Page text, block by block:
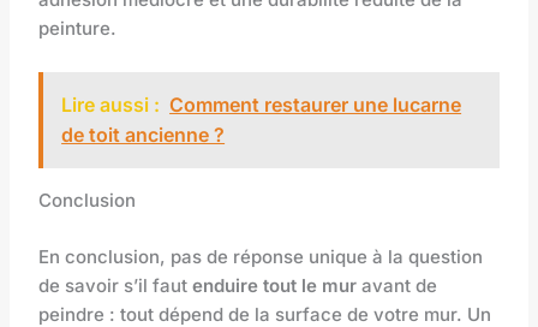
peinture.
Lire aussi : Comment restaurer une lucarne
de toit ancienne ?
Conclusion
En conclusion, pas de réponse unique à la question
de savoir s’il fautenduire tout le mur avant de
peindre : tout dépend de la surface de votre mur. Un